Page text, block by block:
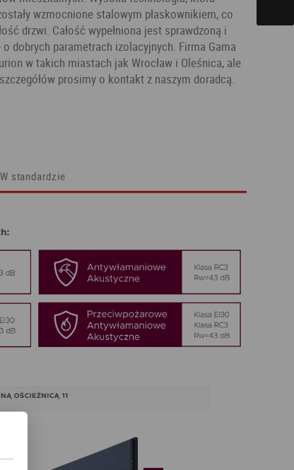
wzmocnione stalowym płaskownikiem, co
drzwi. Całość wypełniona jest sprawdzoną i
dobrych parametrach izolacyjnych. Firma Gama
w takich miastach jak Wrocław i Oleśnica, ale
prosimy o kontakt z naszym doradcą.
W standardzie